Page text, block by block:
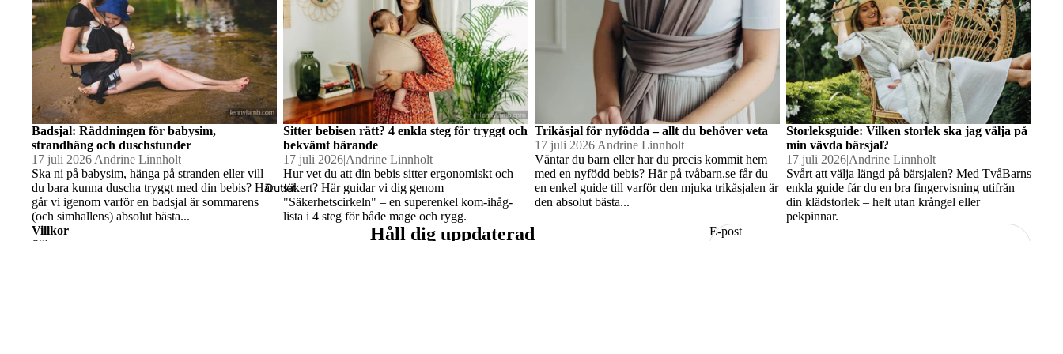
Bambu
filtar
Hållbar
hygien
Väskor &
Midjeväskor
Outlet
Badsjal: Räddningen för babysim,
strandhäng och duschstunder
17 juli 2026|Andrine Linnholt
Ska ni på babysim, hänga på stranden eller vill
du bara kunna duscha tryggt med din bebis? Här
går vi igenom varför en badsjal är sommarens
(och simhallens) absolut bästa...
Sitter bebisen rätt? 4 enkla steg för tryggt och
bekvämt bärande
17 juli 2026|Andrine Linnholt
Hur vet du att din bebis sitter ergonomiskt och
säkert? Här guidar vi dig genom
"Säkerhetscirkeln" – en superenkel kom-ihåg-
lista i 4 steg för både mage och rygg.
Trikåsjal för nyfödda – allt du behöver veta
17 juli 2026|Andrine Linnholt
Väntar du barn eller har du precis kommit hem
med en nyfödd bebis? Här på tvåbarn.se får du
en enkel guide till varför den mjuka trikåsjalen är
den absolut bästa...
Storleksguide: Vilken storlek ska jag välja på
min vävda bärsjal?
17 juli 2026|Andrine Linnholt
Svårt att välja längd på bärsjalen? Med TvåBarns
enkla guide får du en bra fingervisning utifrån
din klädstorlek – helt utan krångel eller
pekpinnar.
Villkor
Sök
Håll dig uppdaterad E-post